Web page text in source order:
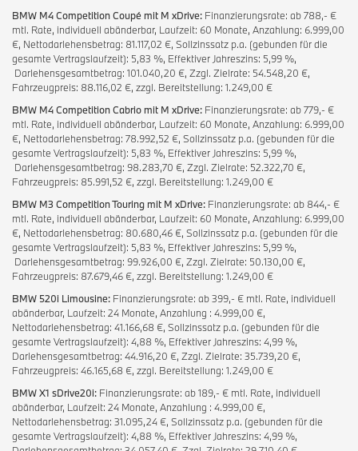
BMW M4 Competition Coupé mit M xDrive: Finanzierungsrate: ab 788,- €
mtl. Rate, individuell abänderbar, Laufzeit: 60 Monate, Anzahlung: 6.999,00
€, Nettodarlehensbetrag: 81.117,02 €, Sollzinssatz p.a. (gebunden für die
gesamte Vertragslaufzeit): 5,83 %, Effektiver Jahreszins: 5,99 %,
Darlehensgesamtbetrag: 101.040,20 €, Zzgl. Zielrate: 54.548,20 €,
Fahrzeugpreis: 88.116,02 €, zzgl. Bereitstellung: 1.249,00 €
BMW M4 Competition Cabrio mit M xDrive: Finanzierungsrate: ab 779,- €
mtl. Rate, individuell abänderbar, Laufzeit: 60 Monate, Anzahlung: 6.999,00
€, Nettodarlehensbetrag: 78.992,52 €, Sollzinssatz p.a. (gebunden für die
gesamte Vertragslaufzeit): 5,83 %, Effektiver Jahreszins: 5,99 %,
Darlehensgesamtbetrag: 98.283,70 €, Zzgl. Zielrate: 52.322,70 €,
Fahrzeugpreis: 85.991,52 €, zzgl. Bereitstellung: 1.249,00 €
BMW M3 Competition Touring mit M xDrive: Finanzierungsrate: ab 844,- €
mtl. Rate, individuell abänderbar, Laufzeit: 60 Monate, Anzahlung: 6.999,00
€, Nettodarlehensbetrag: 80.680,46 €, Sollzinssatz p.a. (gebunden für die
gesamte Vertragslaufzeit): 5,83 %, Effektiver Jahreszins: 5,99 %,
Darlehensgesamtbetrag: 99.926,00 €, Zzgl. Zielrate: 50.130,00 €,
Fahrzeugpreis: 87.679,46 €, zzgl. Bereitstellung: 1.249,00 €
BMW 520i Limousine: Finanzierungsrate: ab 399,- € mtl. Rate, individuell
abänderbar, Laufzeit: 24 Monate, Anzahlung : 4.999,00 €,
Nettodarlehensbetrag: 41.166,68 €, Sollzinssatz p.a. (gebunden für die
gesamte Vertragslaufzeit): 4,88 %, Effektiver Jahreszins: 4,99 %,
Darlehensgesamtbetrag: 44.916,20 €, Zzgl. Zielrate: 35.739,20 €,
Fahrzeugpreis: 46.165,68 €, zzgl. Bereitstellung: 1.249,00 €
BMW X1 sDrive20i: Finanzierungsrate: ab 189,- € mtl. Rate, individuell
abänderbar, Laufzeit: 24 Monate, Anzahlung : 4.999,00 €,
Nettodarlehensbetrag: 31.095,24 €, Sollzinssatz p.a. (gebunden für die
gesamte Vertragslaufzeit): 4,88 %, Effektiver Jahreszins: 4,99 %,